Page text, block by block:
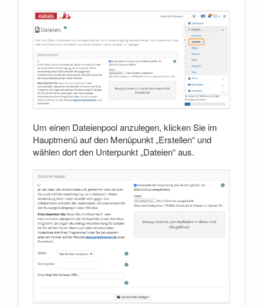
Um einen Dateienpool anzulegen, klicken Sie im
Hauptmenü auf den Menüpunkt „Erstellen“ und
wählen dort den Unterpunkt „Dateien“ aus.